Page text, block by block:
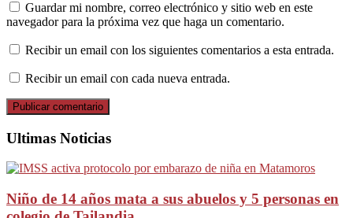
Guardar mi nombre, correo electrónico y sitio web en este
navegador para la próxima vez que haga un comentario.
Recibir un email con los siguientes comentarios a esta entrada.
Recibir un email con cada nueva entrada.
Ultimas Noticias
Niño de 14 años mata a sus abuelos y 5 personas en